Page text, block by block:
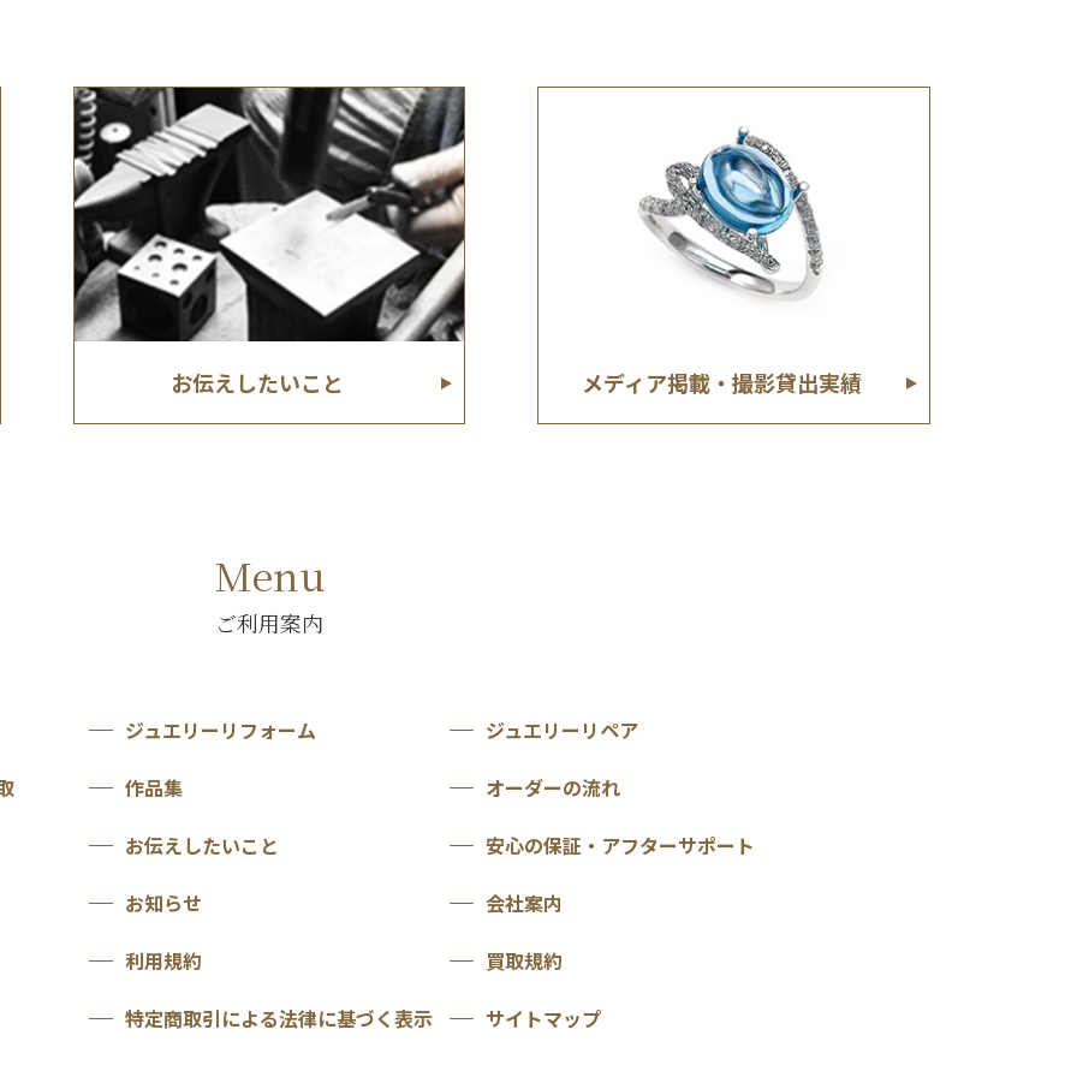
お伝えしたいこと メディア掲載・撮影貸出実績
Menu
ご利用案内
ジュエリーリフォーム
ジュエリーリペア
作品集
オーダーの流れ
お伝えしたいこと
安心の保証・アフターサポート
お知らせ
会社案内
利用規約
買取規約
特定商取引による法律に基づく表示
サイトマップ